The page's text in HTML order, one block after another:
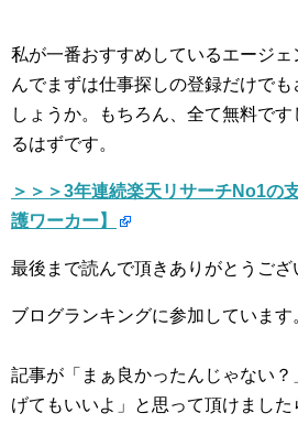
私が一番おすすめしているエージェ
んでまずは仕事探しの登録だけで
しょうか。もちろん、全て無料で
るはずです。
＞＞＞3年連続楽天リサーチNo1の
護ワーカー】
最後まで読んで頂きありがとうござ
ブログランキングに参加しています
記事が「まぁ良かったんじゃない
げてもいいよ」と思って頂けまし